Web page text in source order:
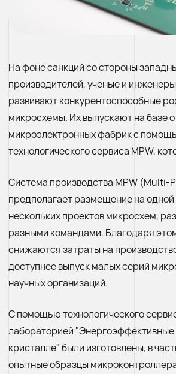
На фоне санкций со стороны
производителей, ученые и
развивают конкурентоспособные
микросхемы. Их выпускают на базе
микроэлектронных фабрик с
технологического сервиса MPW,
Система производства MPW (Multi-
предполагает размещение на одной
нескольких проектов микросхем,
разными командами. Благодаря
снижаются затраты на
доступнее выпуск малых серий
научных организаций.
С помощью технологического
лабораторией
кристалле" были изготовлены, в
опытные образцы